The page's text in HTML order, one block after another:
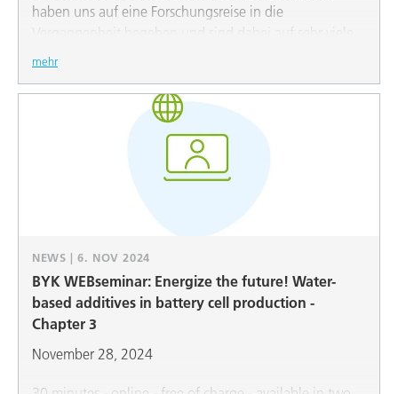
haben uns auf eine Forschungsreise in die
Vergangenheit begeben und sind dabei auf sehr viele
spannende Geschichten gestoßen, von denen uns
mehr
NEWS | 6. NOV 2024
BYK WEBseminar: Energize the future! Water-
based additives in battery cell production -
Chapter 3
November 28, 2024